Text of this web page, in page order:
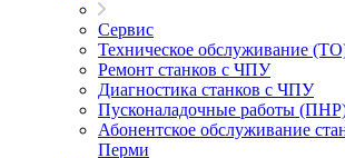
Сервис
Техническое обслуживание
Ремонт станков с ЧПУ
Диагностика станков с ЧПУ
Пусконаладочные работы
Абонентское обслуживание
Перми